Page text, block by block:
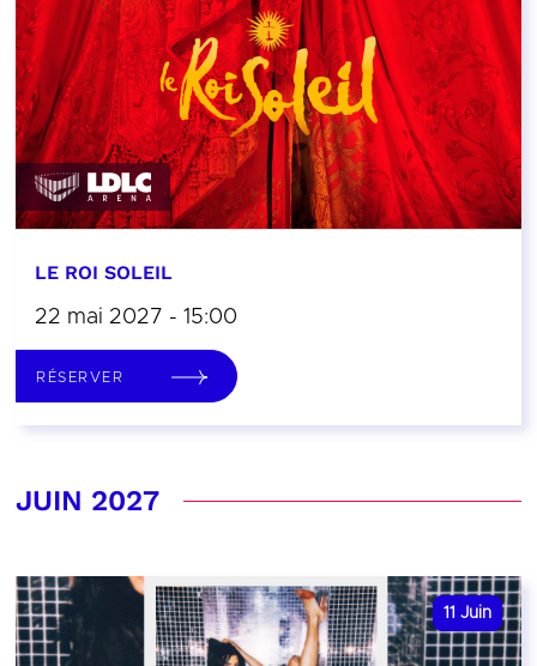
LE ROI SOLEIL
22 mai 2027 - 15:00
RÉSERVER
JUIN 2027
11 Juin